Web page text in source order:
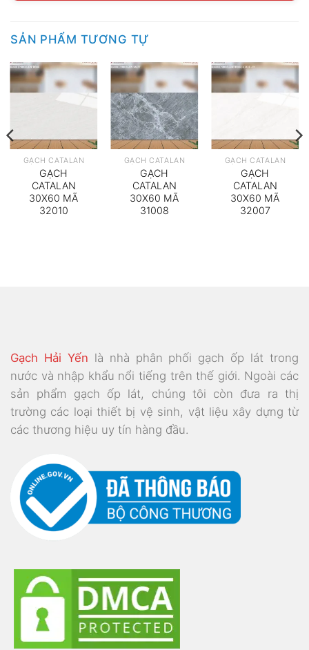
SẢN PHẨM TƯƠNG TỰ
GẠCH CATALAN
GẠCH
CATALAN
30X60 MÃ
32010
GẠCH CATALAN
GẠCH
CATALAN
30X60 MÃ
31008
GẠCH CATALAN
GẠCH
CATALAN
30X60 MÃ
32007
Gạch Hải Yến là nhà phân phối gạch ốp lát trong
nước và nhập khẩu nổi tiếng trên thế giới. Ngoài các
sản phẩm gạch ốp lát, chúng tôi còn đưa ra thị
trường các loại thiết bị vệ sinh, vật liệu xây dựng từ
các thương hiệu uy tín hàng đầu.